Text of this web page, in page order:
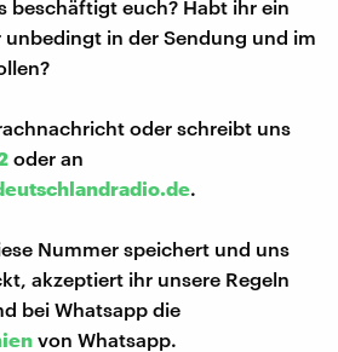
beschäftigt euch? Habt ihr ein
unbedingt in der Sendung und im
oder schreibt uns
oder an
.
Nummer speichert und uns
akzeptiert ihr unsere Regeln
bei Whatsapp die
von Whatsapp.